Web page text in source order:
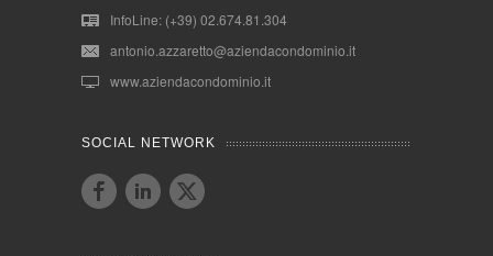
InfoLine: (+39) 02.674.81.304
antonio.azzaretto@aziendacondominio.it
www.aziendacondominio.it
SOCIAL NETWORK